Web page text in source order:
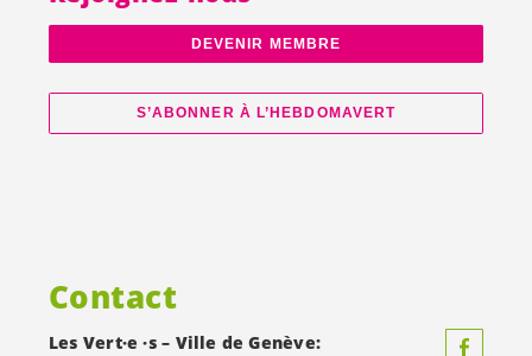
DEVENIR MEMBRE
S’ABONNER À L’HEBDOMAVERT
Contact
Les Vert·e ·s – Ville de Genève: